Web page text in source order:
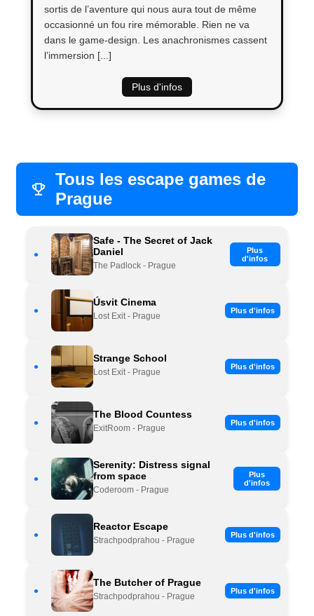
sortis de l’aventure qui nous aura tout de même
occasionné un fou rire mémorable. Rien ne va
dans le game-design. Les anachronismes cassent
l’immersion [...]
Plus d'infos
Tous les escape games de
Prague
•
Safe - The Secret of Jack
Daniel
The Padlock - Prague
Plus
d'infos
•
Úsvit Cinema
Lost Exit - Prague
Plus d'infos
•
Strange School
Lost Exit - Prague
Plus d'infos
•
The Blood Countess
ExitRoom - Prague
Plus d'infos
•
Serenity: Distress signal
from space
Coderoom - Prague
Plus
d'infos
•
Reactor Escape
Strachpodprahou - Prague
Plus d'infos
•
The Butcher of Prague
Strachpodprahou - Prague
Plus d'infos